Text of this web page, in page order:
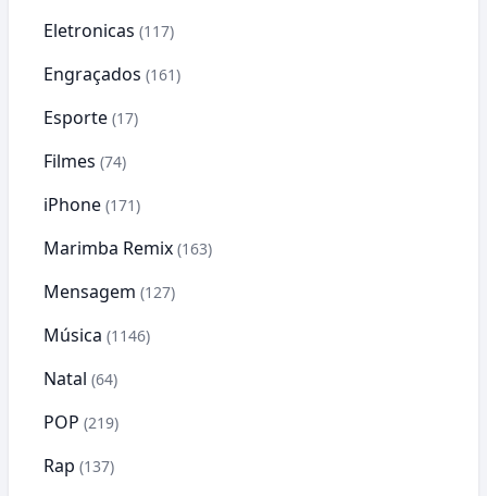
Eletronicas (117)
Engraçados (161)
Esporte (17)
Filmes (74)
iPhone (171)
Marimba Remix (163)
Mensagem (127)
Música (1146)
Natal (64)
POP (219)
Rap (137)